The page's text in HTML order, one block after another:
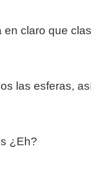
claro que
las esferas,
¿Eh?